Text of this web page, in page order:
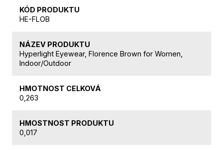
KÓD PRODUKTU
HE-FLOB
NÁZEV PRODUKTU
Hyperlight Eyewear, Florence Brown for Women,
Indoor/Outdoor
HMOTNOST CELKOVÁ
0,263
HMOSTNOST PRODUKTU
0,017